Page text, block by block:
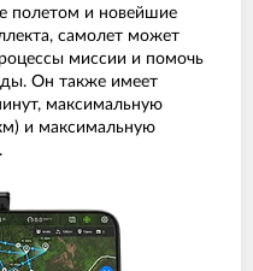
полетом и новейшие
самолет может
миссии и помочь
Он также имеет
максимальную
и максимальную